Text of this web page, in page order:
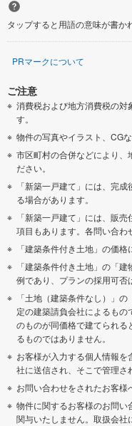
タップすると用語の意味が書か
PRマークについて
ご注意
消費税および地方消費税の対
す。
物件の写真やイラスト、CG
市区町村の合併などにより、
ださい。
「新築一戸建て」には、完
る場合があります。
「新築一戸建て」には、販
項目もあります。各問い合わ
「建築条件付き土地」の価格
「建築条件付き土地」の「
例であり、プランの採用可否
「土地（建築条件なし）」
定の建築請負会社によるも
のものが同価格で建てられ
るものではありません。
お客様が入力する個人情報
社に送信され、そこで管理さ
お問い合わせをされたお客様
物件に関するお客様のお問
関与いたしません。取扱会社